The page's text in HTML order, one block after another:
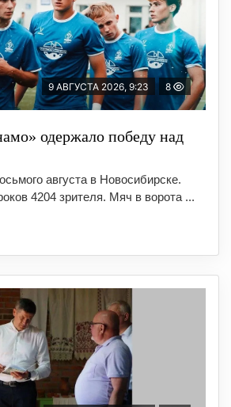
9 АВГУСТА 2026, 9:23 8
одержало победу над
августа в Новосибирске.
4204 зрителя. Мяч в ворота ...